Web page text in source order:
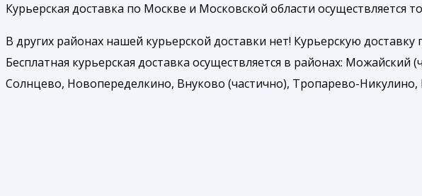
Курьерская доставка по Москве и Московской области осуществляется
В других районах нашей курьерской доставки нет! Курьерскую
Бесплатная курьерская доставка осуществляется в районах:
Солнцево, Новопеределкино, Внуково (частично), Тропарево-